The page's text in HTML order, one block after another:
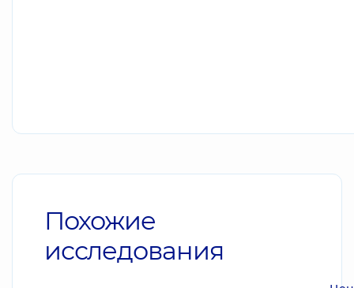
Похожие
исследования